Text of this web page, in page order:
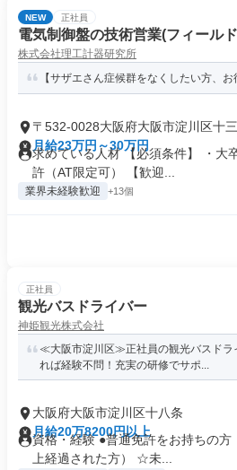
NEW 正社員
電気制御盤の技術営業(フィール
株式会社理工計器研究所
【サザエさん症候群をなくしたい方、お
〒532-0028大阪府大阪市淀川区十
月給23万円～30万円
求めている人材 【必須条件】 ・大
許（AT限定可） 【歓迎...
業界未経験歓迎 +13個
正社員
観光バスドライバー
神姫観光株式会社
≪大阪市淀川区≫正社員の観光バスドラ
れば経験不問！充実の研修でサポ...
大阪府大阪市淀川区十八条
月給20万8200円以上
資格・経験 ●普通免許をお持ちの方
上経過された方） ☆未...